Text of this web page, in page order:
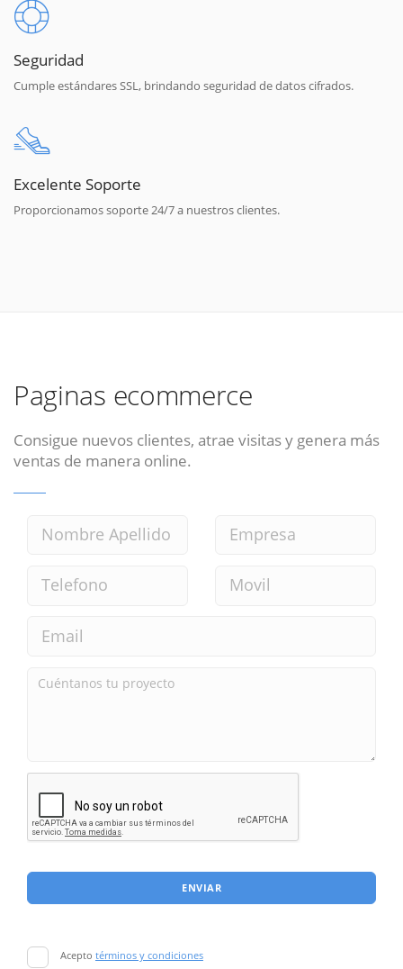
Seguridad
Cumple estándares SSL, brindando seguridad de datos cifrados.
Excelente Soporte
Proporcionamos soporte 24/7 a nuestros clientes.
Paginas ecommerce
Consigue nuevos clientes, atrae visitas y genera más
ventas de manera online.
ENVIAR
Acepto términos y condiciones